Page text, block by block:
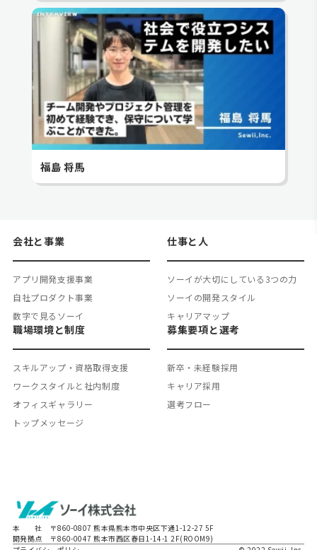
福島 将馬
会社と事業
アプリ開発支援事業
自社プロダクト事業
数字で見るソーイ
仕事と人
ソーイが大切にしている3つの力
ソーイの開発スタイル
キャリアマップ
職場環境と制度
スキルアップ・資格取得支援
ワークスタイルと社内制度
オフィスギャラリー
トップメッセージ
募集要項と選考
新卒・未経験採用
キャリア採用
選考フロー
本 社 〒860-0807 熊本県熊本市中央区下通1-12-27 5F
開発拠点 〒860-0047 熊本市西区春日1-14-1 2F(ROOM9)